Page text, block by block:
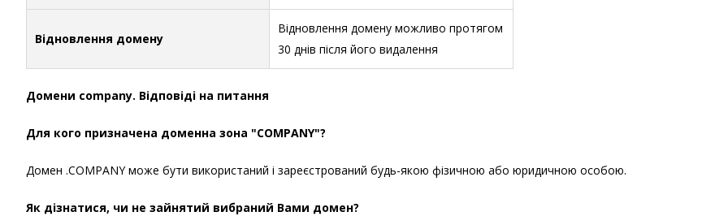
Відновлення домену
Відновлення домену можливо протягом
30 днів після його видалення
Домени company. Відповіді на питання
Для кого призначена доменна зона "COMPANY"?
Домен .COMPANY може бути використаний і зареєстрований будь-якою фізичною або юридичною особою.
Як дізнатися, чи не зайнятий вибраний Вами домен?